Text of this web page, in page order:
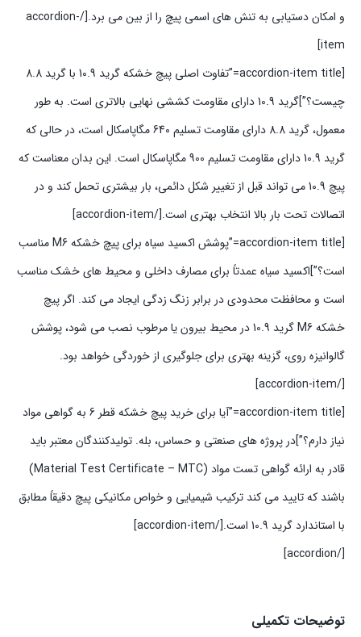
و امکان دستیابی به تنش های اسمی پیچ را از بین می برد.[/accordion-
item]
[accordion-item title=”تفاوت اصلی پیچ خشکه گرید 10.9 با گرید 8.8
چیست؟”]گرید 10.9 دارای مقاومت کششی نهایی بالاتری است. به طور
معمول، گرید 8.8 دارای مقاومت تسلیم 640 مگاپاسکال است، در حالی که
گرید 10.9 دارای مقاومت تسلیم 900 مگاپاسکال است. این بدان معناست که
پیچ 10.9 می تواند قبل از تغییر شکل دائمی، بار بیشتری تحمل کند و در
اتصالات تحت بار بالا انتخاب بهتری است.[/accordion-item]
[accordion-item title=”پوشش اکسید سیاه برای پیچ خشکه M6 مناسب
است؟”]اکسید سیاه عمدتاً برای مصارف داخلی و محیط های خشک مناسب
است و محافظت محدودی در برابر زنگ زدگی ایجاد می کند. اگر پیچ
خشکه M6 گرید 10.9 در محیط بیرون یا مرطوب نصب می شود، پوشش
گالوانیزه روی، گزینه بهتری برای جلوگیری از خوردگی خواهد بود.
[/accordion-item]
[accordion-item title=”آیا برای خرید پیچ خشکه قطر 6 به گواهی مواد
نیاز دارم؟”]در پروژه های صنعتی و حساس، بله. تولیدکنندگان معتبر باید
قادر به ارائه گواهی تست مواد (Material Test Certificate – MTC)
باشند که تایید می کند ترکیب شیمیایی و خواص مکانیکی پیچ دقیقاً مطابق
با استاندارد گرید 10.9 است.[/accordion-item]
[/accordion]
توضیحات تکمیلی